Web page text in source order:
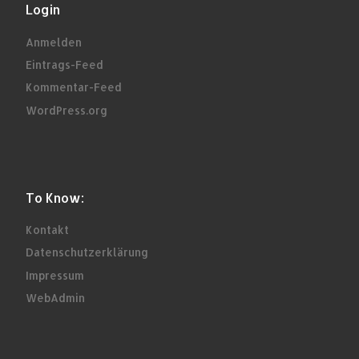
Login
Anmelden
Eintrags-Feed
Kommentar-Feed
WordPress.org
To Know:
Kontakt
Datenschutzerklärung
Impressum
WebAdmin